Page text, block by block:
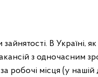
В Україні, як
з одночасним
робочі місця (у